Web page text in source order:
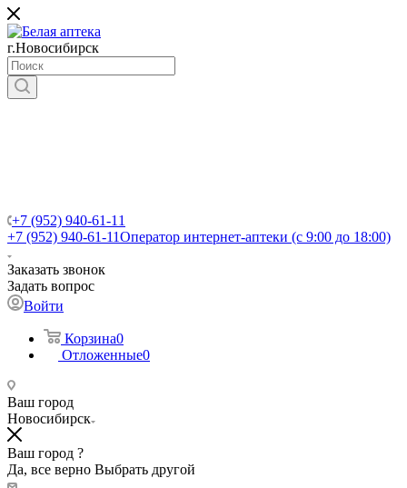
г.Новосибирск
+7 (952) 940-61-11
+7 (952) 940-61-11Оператор интернет-аптеки (с 9:00 до 18:00)
Заказать звонок
Задать вопрос
Войти
Корзина0
Отложенные0
Ваш город
Новосибирск
Ваш город ?
Да, все верно Выбрать другой